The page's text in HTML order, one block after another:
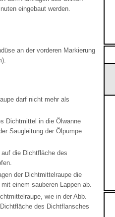
eingebaut werden.
an der vorderen Markierung
darf nicht mehr als
Dichtmittel in die Ölwanne
Saugleitung der Ölpumpe
die Dichtfläche des
der Dichtmittelraupe die
einem sauberen Lappen ab.
wie in der Abb.
des Dichtflansches